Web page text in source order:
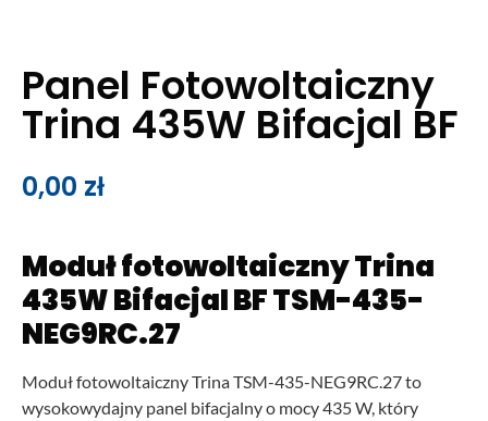
Panel Fotowoltaiczny
Trina 435W Bifacjal BF
0,00 zł
Moduł fotowoltaiczny Trina
435W Bifacjal BF TSM-435-
NEG9RC.27
Moduł fotowoltaiczny Trina TSM-435-NEG9RC.27 to
wysokowydajny panel bifacjalny o mocy 435 W, który